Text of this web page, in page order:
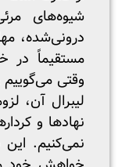
شیوه‌های
درونی‌شده،
مستقیماً در
وقتی
لیبرال آن،‌
نهادها و
نمی‌کنیم.